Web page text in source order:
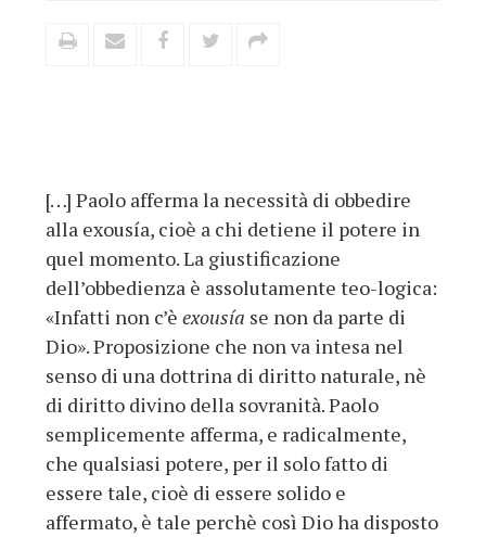
[…] Paolo afferma la necessità di obbedire
alla exousía, cioè a chi detiene il potere in
quel momento. La giustificazione
dell’obbedienza è assolutamente teo-logica:
«Infatti non c’è exousía se non da parte di
Dio». Proposizione che non va intesa nel
senso di una dottrina di diritto naturale, nè
di diritto divino della sovranità. Paolo
semplicemente afferma, e radicalmente,
che qualsiasi potere, per il solo fatto di
essere tale, cioè di essere solido e
affermato, è tale perchè così Dio ha disposto